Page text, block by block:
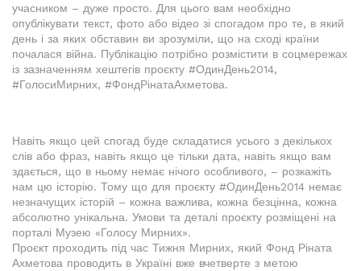
учасником – дуже просто. Для цього вам необхідно
опублікувати текст, фото або відео зі спогадом про те, в який
день і за яких обставин ви зрозуміли, що на сході країни
почалася війна. Публікацію потрібно розмістити в соцмережах
із зазначенням хештегів проєкту #ОдинДень2014,
#ГолосиМирних, #ФондРінатаАхметова.
Навіть якщо цей спогад буде складатися усього з декількох
слів або фраз, навіть якщо це тільки дата, навіть якщо вам
здається, що в ньому немає нічого особливого, – розкажіть
нам цю історію. Тому що для проєкту #ОдинДень2014 немає
незначущих історій – кожна важлива, кожна безцінна, кожна
абсолютно унікальна. Умови та деталі проєкту розміщені на
порталі Музею «Голосу Мирних».
Проєкт проходить під час Тижня Мирних, який Фонд Ріната
Ахметова проводить в Україні вже вчетверте з метою